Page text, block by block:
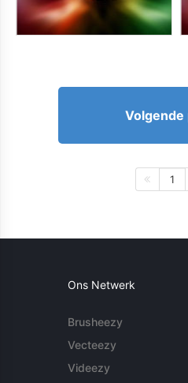
Volgende
1
Ons Netwerk
Brusheezy
Vecteezy
Videezy